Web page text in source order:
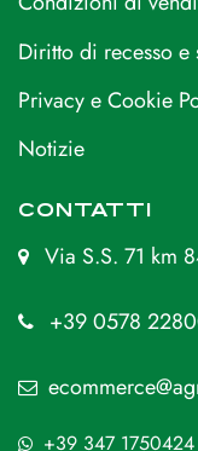
Diritto di recesso e
Privacy e Cookie
Notizie
CONTATTI
Via S.S. 71 km
+39 0578
+39 347 1750424